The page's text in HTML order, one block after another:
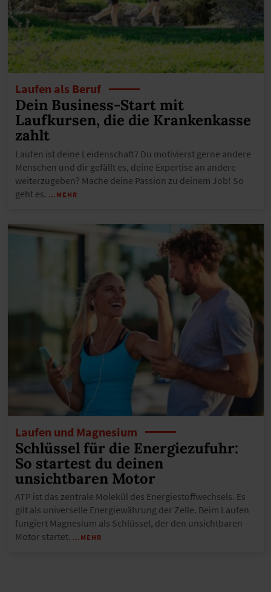
Laufen als Beruf
Dein Business-Start mit
Laufkursen, die die Krankenkasse
zahlt
Laufen ist deine Leidenschaft? Du motivierst gerne andere
Menschen und dir gefällt es, deine Expertise an andere
weiterzugeben? Mache deine Passion zu deinem Job! So
geht es. …MEHR
Laufen und Magnesium
Schlüssel für die Energiezufuhr:
So startest du deinen
unsichtbaren Motor
ATP ist das zentrale Molekül des Energiestoffwechsels. Es
gilt als universelle Energiewährung der Zelle. Beim Laufen
fungiert Magnesium als Schlüssel, der den unsichtbaren
Motor startet. …MEHR